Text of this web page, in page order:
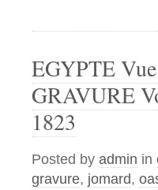
EGYPTE
GRAVURE
1823
Posted by admin in
gravure, jomard,